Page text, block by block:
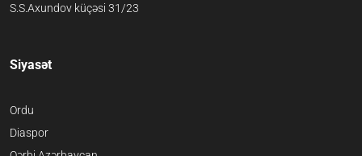
S.S.Axundov küçəsi 31/23
Siyasət
Ordu
Diaspor